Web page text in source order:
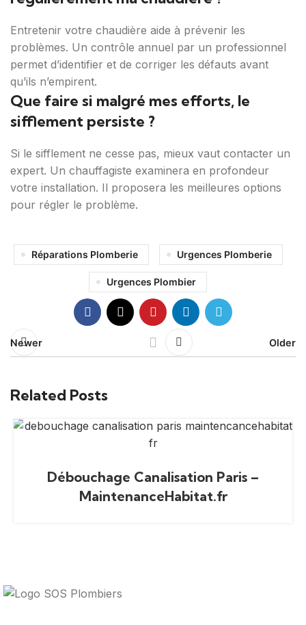
Entretenir votre chaudière aide à prévenir les
problèmes. Un contrôle annuel par un professionnel
permet d’identifier et de corriger les défauts avant
qu’ils n’empirent.
Que faire si malgré mes efforts, le
sifflement persiste ?
Si le sifflement ne cesse pas, mieux vaut contacter un
expert. Un chauffagiste examinera en profondeur
votre installation. Il proposera les meilleures options
pour régler le problème.
Réparations Plomberie Urgences Plomberie
Urgences Plombier
Newer Older
Related Posts
Débouchage Canalisation Paris –
MaintenanceHabitat.fr